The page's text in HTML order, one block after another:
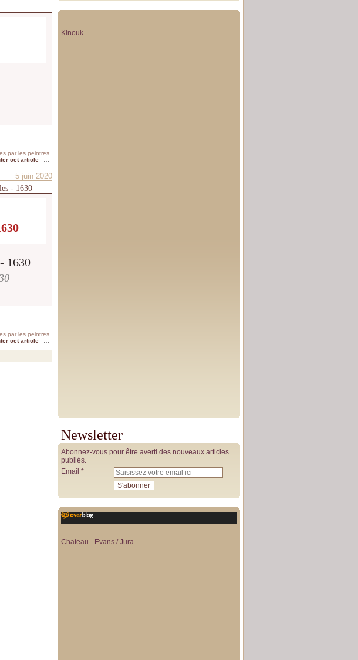
par les peintres
cet article
5 juin 2020
- 1630
par les peintres
cet article
Kinouk
Newsletter
Abonnez-vous pour être averti des nouveaux articles
publiés.
Email
Chateau - Evans / Jura